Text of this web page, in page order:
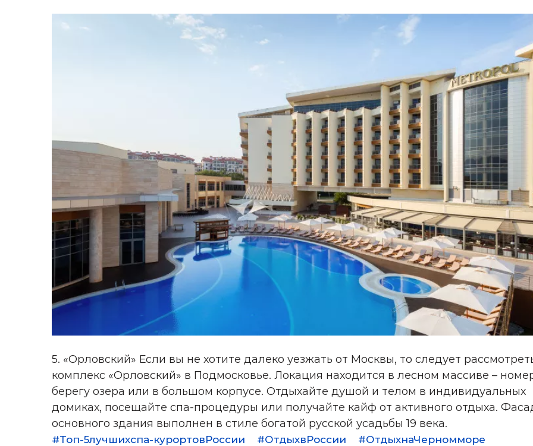
5. «Орловский» Если вы не хотите далеко уезжать от Москвы, то следует
комплекс «Орловский» в Подмосковье. Локация находится в лесном массиве –
берегу озера или в большом корпусе. Отдыхайте душой и телом в индивидуальных
домиках, посещайте спа-процедуры или получайте кайф от активного отдыха.
основного здания выполнен в стиле богатой русской усадьбы 19 века.
#Топ-5лучшихспа-курортовРоссии #ОтдыхвРоссии #ОтдыхнаЧерномморе